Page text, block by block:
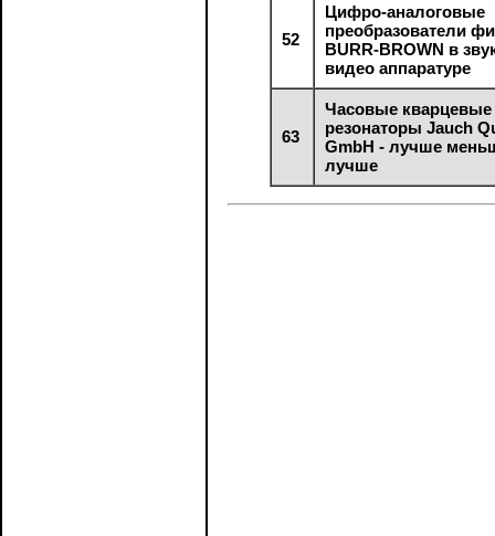
52
Цифро-аналоговые
преобразователи
BURR-BROWN в
видео аппаратуре
63
Часовые кварцевые
резонаторы Jauch
GmbH - лучше
лучше